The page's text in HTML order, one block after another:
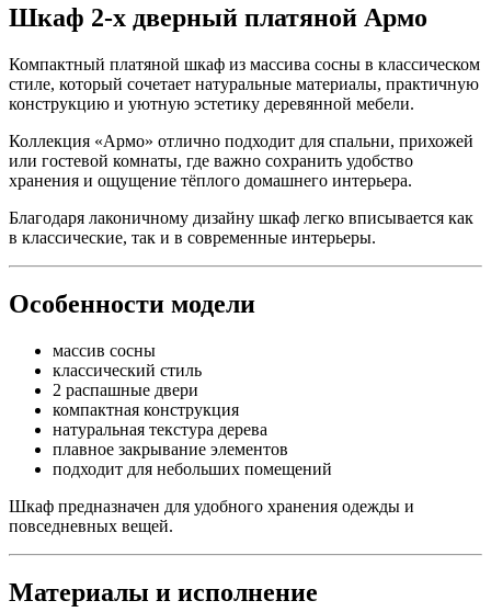
Шкаф 2-х дверный платяной Армо
Компактный платяной шкаф из массива сосны в классическом
стиле, который сочетает натуральные материалы, практичную
конструкцию и уютную эстетику деревянной мебели.
Коллекция «Армо» отлично подходит для спальни, прихожей
или гостевой комнаты, где важно сохранить удобство
хранения и ощущение тёплого домашнего интерьера.
Благодаря лаконичному дизайну шкаф легко вписывается как
в классические, так и в современные интерьеры.
Особенности модели
массив сосны
классический стиль
2 распашные двери
компактная конструкция
натуральная текстура дерева
плавное закрывание элементов
подходит для небольших помещений
Шкаф предназначен для удобного хранения одежды и
повседневных вещей.
Материалы и исполнение